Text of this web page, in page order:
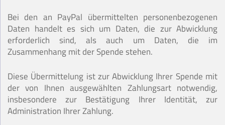
Bei den an PayPal übermittelten personenbezogenen
Daten handelt es sich um Daten, die zur Abwicklung
erforderlich sind, als auch um Daten, die im
Zusammenhang mit der Spende stehen.
Diese Übermittelung ist zur Abwicklung Ihrer Spende mit
der von Ihnen ausgewählten Zahlungsart notwendig,
insbesondere zur Bestätigung Ihrer Identität, zur
Administration Ihrer Zahlung.